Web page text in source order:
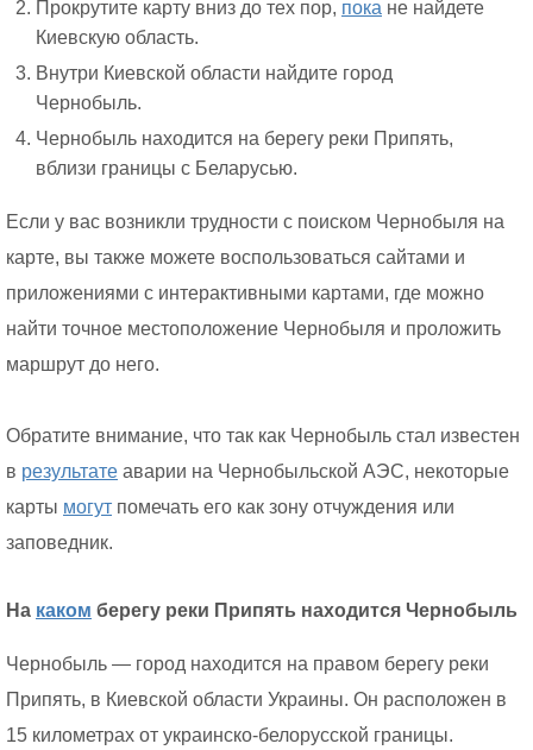
Прокрутите карту вниз до тех пор, пока не найдете
Киевскую область.
Внутри Киевской области найдите город
Чернобыль.
Чернобыль находится на берегу реки Припять,
вблизи границы с Беларусью.
Если у вас возникли трудности с поиском Чернобыля на
карте, вы также можете воспользоваться сайтами и
приложениями с интерактивными картами, где можно
найти точное местоположение Чернобыля и проложить
маршрут до него.
Обратите внимание, что так как Чернобыль стал известен
в результате аварии на Чернобыльской АЭС, некоторые
карты могут помечать его как зону отчуждения или
заповедник.
На каком берегу реки Припять находится Чернобыль
Чернобыль — город находится на правом берегу реки
Припять, в Киевской области Украины. Он расположен в
15 километрах от украинско-белорусской границы.